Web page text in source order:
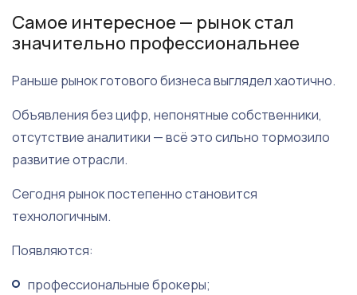
Самое интересное — рынок стал
значительно профессиональнее
Раньше рынок готового бизнеса выглядел хаотично.
Объявления без цифр, непонятные собственники,
отсутствие аналитики — всё это сильно тормозило
развитие отрасли.
Сегодня рынок постепенно становится
технологичным.
Появляются:
профессиональные брокеры;